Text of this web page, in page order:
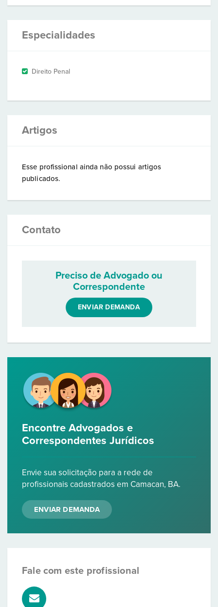
Especialidades
Direito Penal
Artigos
Esse profissional ainda não possui artigos
publicados.
Contato
Preciso de Advogado ou
Correspondente
ENVIAR DEMANDA
Encontre Advogados e
Correspondentes Jurídicos
Envie sua solicitação para a rede de
profissionais cadastrados em Camacan, BA.
ENVIAR DEMANDA
Fale com este profissional